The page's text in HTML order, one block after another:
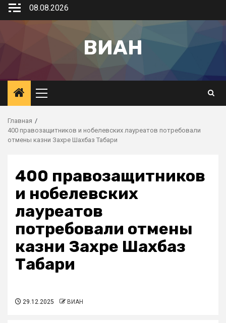
08.08.2026
ВИАН
Главная
400 правозащитников и нобелевских лауреатов потребовали
отмены казни Захре Шахбаз Табари
400 правозащитников
и нобелевских
лауреатов
потребовали отмены
казни Захре Шахбаз
Табари
29.12.2025 ВИАН